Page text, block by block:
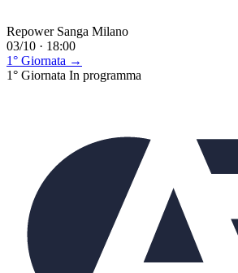
Repower Sanga Milano
03/10 · 18:00
1° Giornata →
1° Giornata In programma